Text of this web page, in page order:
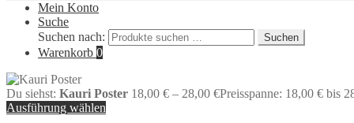
Mein Konto
Suche
Suchen nach:
Suchen
Warenkorb 0
Du siehst: Kauri Poster 18,00 € – 28,00 €Preisspanne: 18,00 € bis
Ausführung wählen